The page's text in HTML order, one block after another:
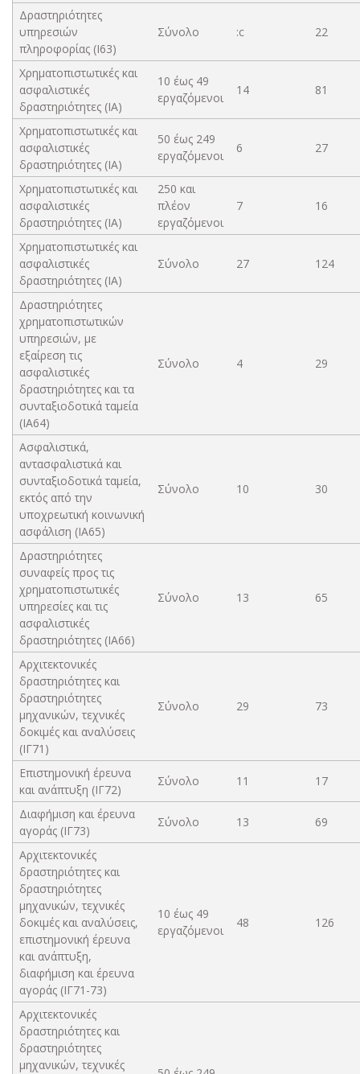
Δραστηριότητες
υπηρεσιών
πληροφορίας (Ι63)
Σύνολο :c 22
Χρηματοπιστωτικές και
ασφαλιστικές
δραστηριότητες (ΙΑ)
10 έως 49
εργαζόμενοι
14 81
Χρηματοπιστωτικές και
ασφαλιστικές
δραστηριότητες (ΙΑ)
50 έως 249
εργαζόμενοι
6 27
Χρηματοπιστωτικές και
ασφαλιστικές
δραστηριότητες (ΙΑ)
250 και
πλέον
εργαζόμενοι
7 16
Χρηματοπιστωτικές και
ασφαλιστικές
δραστηριότητες (ΙΑ)
Σύνολο 27 124
Δραστηριότητες
χρηματοπιστωτικών
υπηρεσιών, με
εξαίρεση τις
ασφαλιστικές
δραστηριότητες και τα
συνταξιοδοτικά ταμεία
(ΙΑ64)
Σύνολο 4 29
Ασφαλιστικά,
αντασφαλιστικά και
συνταξιοδοτικά ταμεία,
εκτός από την
υποχρεωτική κοινωνική
ασφάλιση (ΙΑ65)
Σύνολο 10 30
Δραστηριότητες
συναφείς προς τις
χρηματοπιστωτικές
υπηρεσίες και τις
ασφαλιστικές
δραστηριότητες (ΙΑ66)
Σύνολο 13 65
Αρχιτεκτονικές
δραστηριότητες και
δραστηριότητες
μηχανικών, τεχνικές
δοκιμές και αναλύσεις
(ΙΓ71)
Σύνολο 29 73
Επιστημονική έρευνα
και ανάπτυξη (ΙΓ72)
Σύνολο 11 17
Διαφήμιση και έρευνα
αγοράς (ΙΓ73)
Σύνολο 13 69
Αρχιτεκτονικές
δραστηριότητες και
δραστηριότητες
μηχανικών, τεχνικές
δοκιμές και αναλύσεις,
επιστημονική έρευνα
και ανάπτυξη,
διαφήμιση και έρευνα
αγοράς (ΙΓ71-73)
10 έως 49
εργαζόμενοι
48 126
Αρχιτεκτονικές
δραστηριότητες και
δραστηριότητες
μηχανικών, τεχνικές